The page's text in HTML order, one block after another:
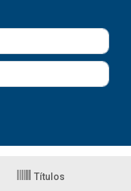
Títulos